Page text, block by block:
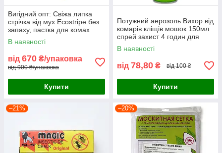
Вигідний опт: Свіжа липка
стрічка від мух Ecostripe без
запаху, пастка для комах
(упаковка 100 шт)
В наявності
від 670 ₴/упаковка
від 900 ₴/упаковка
Купити
Потужний аерозоль Вихор від
комарів кліщів мошок 150мл
спрей захист 4 годин для
дітей та дорослих природа
рибалка відпочинок
В наявності
від 78,80 ₴ від 100 ₴
Купити
–21% –20%